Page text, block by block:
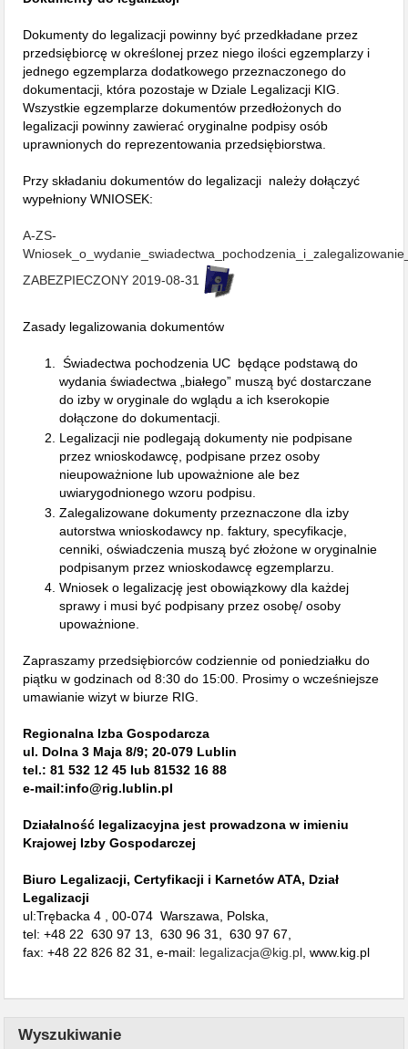
Dokumenty do legalizacji powinny być przedkładane przez
przedsiębiorcę w określonej przez niego ilości egzemplarzy i
jednego egzemplarza dodatkowego przeznaczonego do
dokumentacji, która pozostaje w Dziale Legalizacji KIG.
Wszystkie egzemplarze dokumentów przedłożonych do
legalizacji powinny zawierać oryginalne podpisy osób
uprawnionych do reprezentowania przedsiębiorstwa.
Przy składaniu dokumentów do legalizacji należy dołączyć
wypełniony WNIOSEK:
A-ZS-
ZABEZPIECZONY 2019-08-31
Zasady legalizowania dokumentów
Świadectwa pochodzenia UC będące podstawą do
wydania świadectwa „białego” muszą być dostarczane
do izby w oryginale do wglądu a ich kserokopie
dołączone do dokumentacji.
Legalizacji nie podlegają dokumenty nie podpisane
przez wnioskodawcę, podpisane przez osoby
nieupoważnione lub upoważnione ale bez
uwiarygodnionego wzoru podpisu.
Zalegalizowane dokumenty przeznaczone dla izby
autorstwa wnioskodawcy np. faktury, specyfikacje,
cenniki, oświadczenia muszą być złożone w oryginalnie
podpisanym przez wnioskodawcę egzemplarzu.
Wniosek o legalizację jest obowiązkowy dla każdej
sprawy i musi być podpisany przez osobę/ osoby
upoważnione.
Zapraszamy przedsiębiorców codziennie od poniedziałku do
piątku w godzinach od 8:30 do 15:00. Prosimy o wcześniejsze
umawianie wizyt w biurze RIG.
Regionalna Izba Gospodarcza
ul. Dolna 3 Maja 8/9; 20-079 Lublin
tel.: 81 532 12 45 lub 81532 16 88
e-mail:info@rig.lublin.pl
Działalność legalizacyjna jest prowadzona w imieniu
Krajowej Izby Gospodarczej
Biuro Legalizacji, Certyfikacji i Karnetów ATA, Dział
Legalizacji
ul:Trębacka 4 , 00-074 Warszawa, Polska,
tel: +48 22 630 97 13, 630 96 31, 630 97 67,
fax: +48 22 826 82 31, e-mail: legalizacja@kig.pl , www.kig.pl
Wyszukiwanie